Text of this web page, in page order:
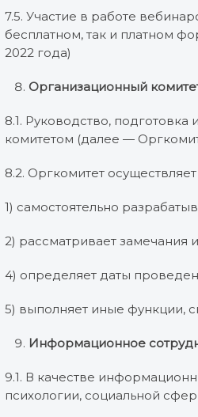
7.5. Участие в работе
бесплатном, так и платном
2022 года)
Организационный
8.1. Руководство,
комитетом (далее —
8.2. Оргкомитет
1) самостоятельно
2) рассматривает
4) определяет даты
5) выполняет иные функции,
Информационное
9.1. В качестве
психологии, социальной